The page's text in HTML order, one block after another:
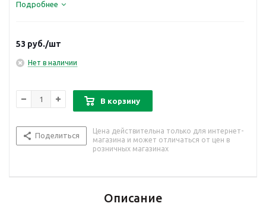
Подробнее
53 руб./шт
Нет в наличии
В корзину
Поделиться
Цена действительна только для интернет-
магазина и может отличаться от цен в
розничных магазинах
Описание